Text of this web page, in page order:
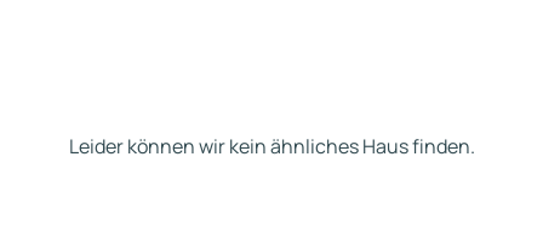
Leider können wir kein ähnliches Haus finden.